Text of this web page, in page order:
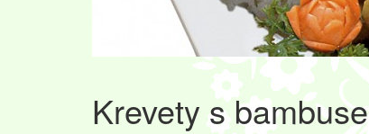
Krevety s